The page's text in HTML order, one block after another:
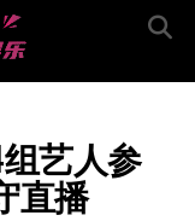
艺人参
直播